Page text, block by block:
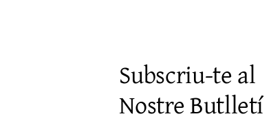
Subscriu-te al
Nostre Butlletí